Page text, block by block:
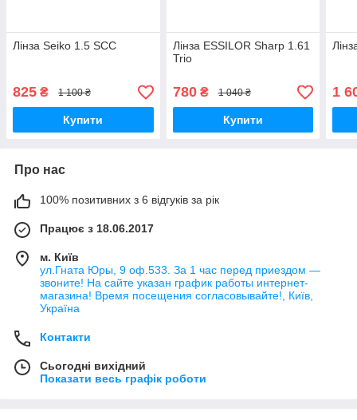
Лінза Seiko 1.5 SCC
825 ₴ 1 100 ₴
Купити
Лінза ESSILOR Sharp 1.61
Trio
780₴ 1 040 ₴
Купити
1
Про нас
100% позитивних з 6 відгуків за рік
Працює з 18.06.2017
м. Київ
ул.Гната Юры, 9 оф.533. За 1 час перед приездом —
звоните! На сайте указан график работы интернет-
магазина! Время посещения согласовывайте!, Київ,
Україна
Контакти
Сьогодні вихідний
Показати весь графік роботи